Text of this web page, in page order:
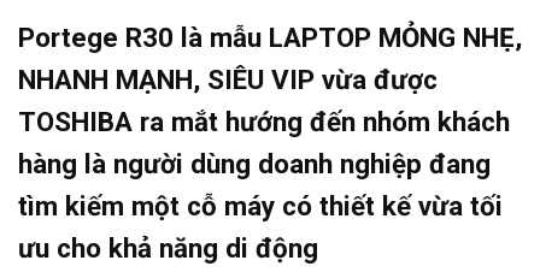
Portege R30 là mẫu LAPTOP MỎNG NHẸ,
NHANH MẠNH, SIÊU VIP vừa được
TOSHIBA ra mắt hướng đến nhóm khách
hàng là người dùng doanh nghiệp đang
tìm kiếm một cỗ máy có thiết kế vừa tối
ưu cho khả năng di động